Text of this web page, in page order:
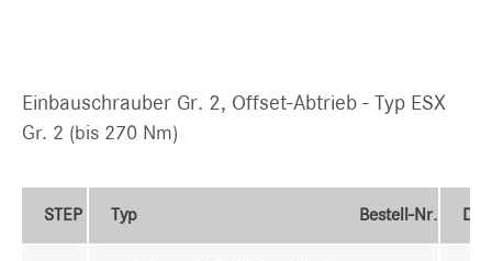
Einbauschrauber Gr. 2, Offset-Abtrieb - Typ ESX
Gr. 2 (bis 270 Nm)
STEP Typ Bestell-Nr.